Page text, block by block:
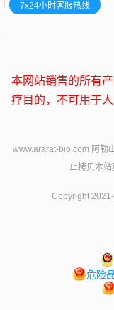
7x24小时客服热线
本网站销售的所有
疗目的，不可用于
www.ararat-bio.com 阿勒
止拷贝本站
Copyright
危险